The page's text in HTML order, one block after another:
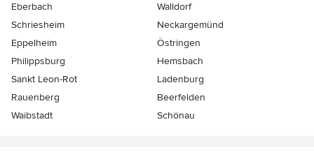
Eberbach
Walldorf
Schriesheim
Neckargemünd
Eppelheim
Östringen
Philippsburg
Hemsbach
Sankt Leon-Rot
Ladenburg
Rauenberg
Beerfelden
Waibstadt
Schönau